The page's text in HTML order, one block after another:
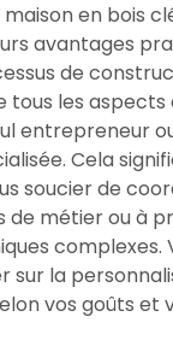
en bois
avantages
de
tous les
entrepreneur
Cela
soucier de
métier ou à
complexes.
sur la
vos goûts et